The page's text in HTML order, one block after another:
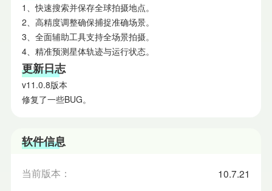
1、快速搜索并保存全球拍摄地点。
2、高精度调整确保捕捉准确场景。
3、全面辅助工具支持全场景拍摄。
4、精准预测星体轨迹与运行状态。
更新日志
v11.0.8版本
修复了一些BUG。
软件信息
当前版本： 10.7.21